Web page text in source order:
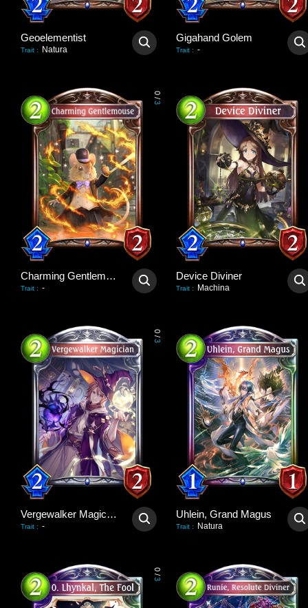
Geoelementist
Trait : Natura
Gigahand Golem
Trait : -
0
/
3
Charming Gentlemouse
Trait : -
Device Diviner
Trait : Machina
0
/
3
Vergewalker Magician
Trait : -
Uhlein, Grand Magus
Trait : Natura
0
/
3